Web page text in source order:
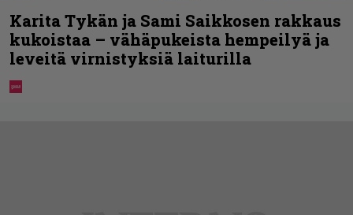
Karita Tykän ja Sami Saikkosen rakkaus
kukoistaa – vähäpukeista hempeilyä ja
leveitä virnistyksiä laiturilla